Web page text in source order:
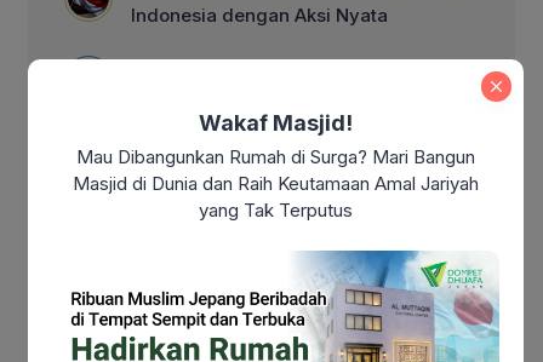
Indonesia dengan Aksi Nyata
Merdeka?
Makna Maulid Nabi Muhammad SAW:
Meneladani Akhlak Rasulullah dalam
Wakaf Masjid!
Mau Dibangunkan Rumah di Surga? Mari Bangun
Masjid di Dunia dan Raih Keutamaan Amal Jariyah
yang Tak Terputus